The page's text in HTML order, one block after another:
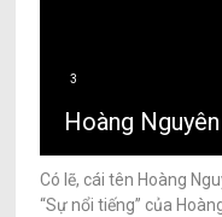
3
Hoàng
Có lẽ, cái tên Hoàng
“Sự nổi tiếng” của